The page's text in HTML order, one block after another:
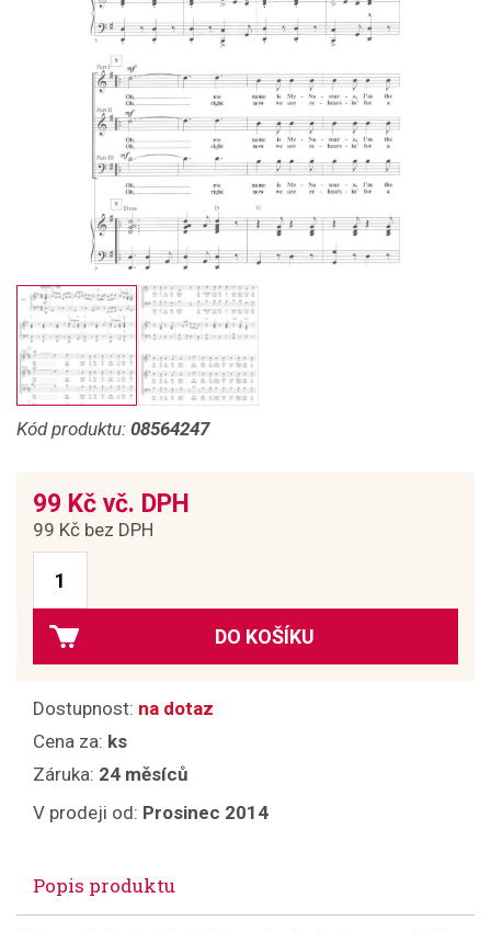
Kód produktu: 08564247
99 Kč vč. DPH
99 Kč bez DPH
DO KOŠÍKU
Dostupnost: na dotaz
Cena za: ks
Záruka: 24 měsíců
V prodeji od: Prosinec 2014
Popis produktu